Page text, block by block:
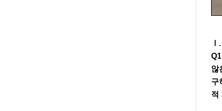
Q1
않
구
적